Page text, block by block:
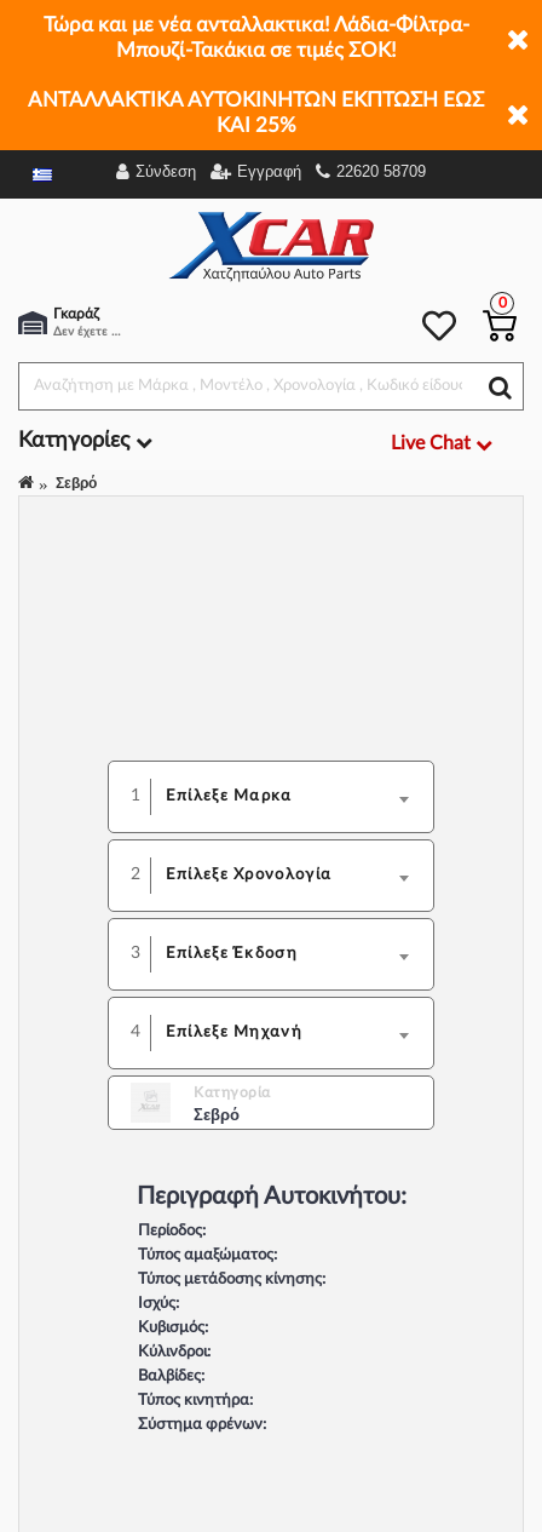
Τώρα και με νέα ανταλλακτικα! Λάδια-Φίλτρα-
Μπουζί-Τακάκια σε τιμές ΣΟΚ!
ΑΝΤΑΛΛΑΚΤΙΚΑ ΑΥΤΟΚΙΝΗΤΩΝ ΕΚΠΤΩΣΗ ΕΩΣ
ΚΑΙ 25%
Σύνδεση Εγγραφή 22620 58709
Γκαράζ
Δεν έχετε επιλέξει αμάξι.
0
Κατηγορίες Live Chat
Σεβρό
1 Επίλεξε Μαρκα
2 Επίλεξε Χρονολογία
3 Επίλεξε Έκδοση
4 Επίλεξε Μηχανή
Κατηγορία
Σεβρό
Περιγραφή Αυτοκινήτου:
Περίοδος:
Τύπος αμαξώματος:
Τύπος μετάδοσης κίνησης:
Ισχύς:
Κυβισμός:
Κύλινδροι:
Βαλβίδες:
Τύπος κινητήρα:
Σύστημα φρένων:
Φίλτρα